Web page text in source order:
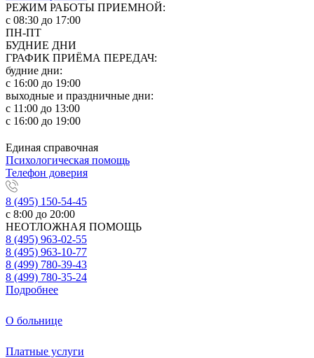
РЕЖИМ РАБОТЫ ПРИЕМНОЙ:
с 08:30 до 17:00
ПН-ПТ
БУДНИЕ ДНИ
ГРАФИК ПРИЁМА ПЕРЕДАЧ:
будние дни:
с 16:00 до 19:00
выходные и праздничные дни:
с 11:00 до 13:00
с 16:00 до 19:00
Единая справочная
Психологическая помощь
Телефон доверия
8 (495) 150-54-45
с 8:00 до 20:00
НЕОТЛОЖНАЯ ПОМОЩЬ
8 (495) 963-02-55
8 (495) 963-10-77
8 (499) 780-39-43
8 (499) 780-35-24
Подробнее
О больнице
Платные услуги